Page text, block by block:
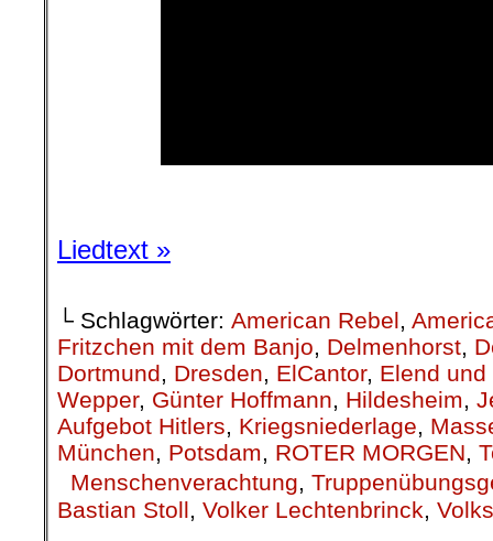
Liedtext »
└ Schlagwörter: American Rebel,
Fritzchen mit dem Banjo, Delmenhorst,
Dortmund, Dresden, ElCantor, Elend und
Wepper, Günter Hoffmann, Hildesheim,
Aufgebot Hitlers, Kriegsniederlage,
München, Potsdam, ROTER MORGEN,
Menschenverachtung,
Bastian Stoll, Volker Lechtenbrinck,